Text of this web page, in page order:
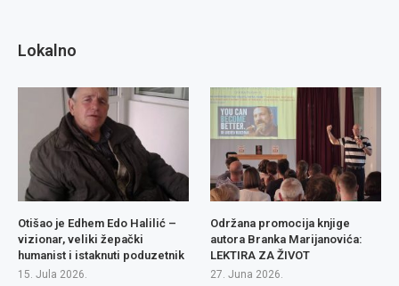
Lokalno
Otišao je Edhem Edo Halilić –
vizionar, veliki žepački
humanist i istaknuti poduzetnik
15. Jula 2026.
Održana promocija knjige
autora Branka Marijanovića:
LEKTIRA ZA ŽIVOT
27. Juna 2026.